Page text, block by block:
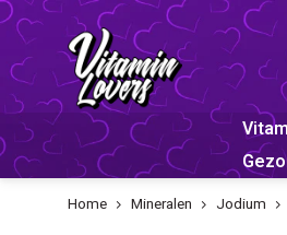
Home Mineralen Jodium